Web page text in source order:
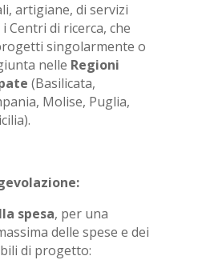
artigiane, di servizi
Centri di ricerca, che
singolarmente o
nelle Regioni
(Basilicata,
Molise, Puglia,
spesa, per una
delle spese e dei
di progetto: